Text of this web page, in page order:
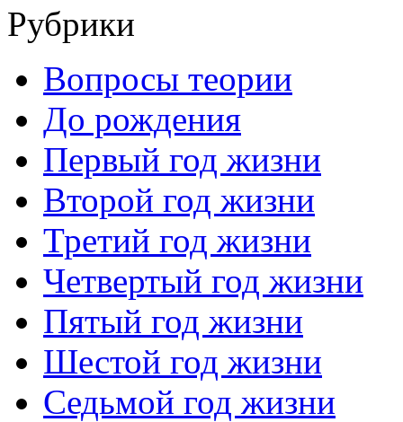
Рубрики
Вопросы теории
До рождения
Первый год жизни
Второй год жизни
Третий год жизни
Четвертый год жизни
Пятый год жизни
Шестой год жизни
Седьмой год жизни